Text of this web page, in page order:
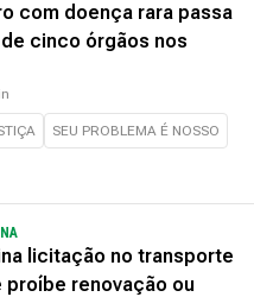
com doença rara passa
cinco órgãos nos
SEU PROBLEMA É NOSSO
licitação no transporte
renovação ou